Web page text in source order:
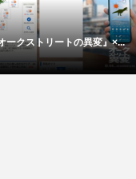
ークストリートの異変』×...